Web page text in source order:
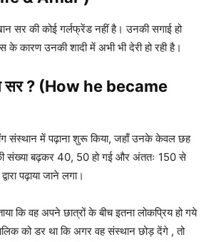
सर की कोई गर्लफ्रेंड नहीं है। उनकी सगाई हो
के कारण उनकी शादी में अभी भी देरी हो रही है।
सर ? (How he became
संस्थान में पढ़ाना शुरू किया, जहाँ उनके केवल छह
संख्या बढ़कर 40, 50 हो गई और अंततः 150 से
पढ़ाया जाने लगा।
कि वह अपने छात्रों के बीच इतना लोकप्रिय हो गये
को डर था कि अगर वह संस्थान छोड़ देंगे , तो